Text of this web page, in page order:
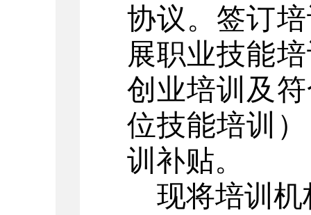
协议。签订
展职业技能
创业培训及
位技能培训
训补贴。
现将培训